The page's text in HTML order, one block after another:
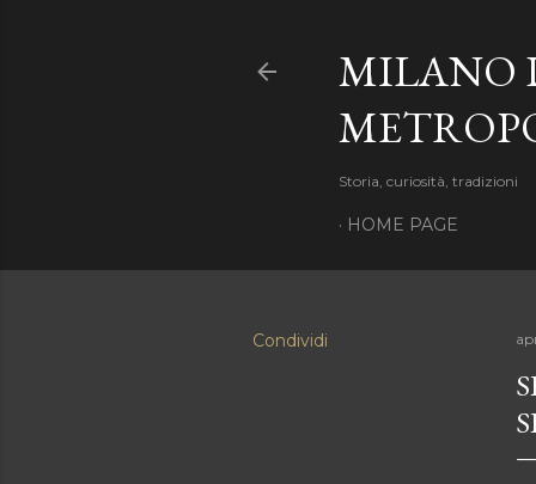
MILANO
Storia, curiosità, tradizioni
HOME PAGE
Condividi